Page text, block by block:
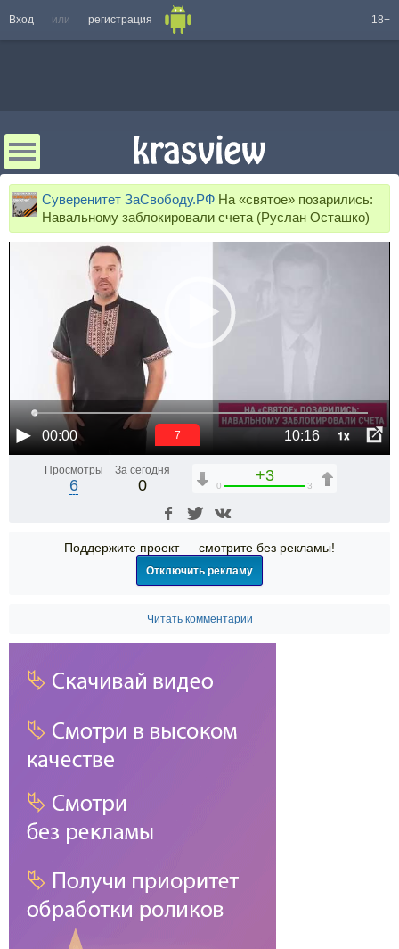
Вход или регистрация 18+
Суверенитет ЗаСвободу.РФ На «святое» позарились:
Навальному заблокировали счета (Руслан Осташко)
00:00 10:16 1x
6
Просмотры
6
За сегодня
0
+3
0 3
Поддержите проект — смотрите без рекламы!
Отключить рекламу
Читать комментарии